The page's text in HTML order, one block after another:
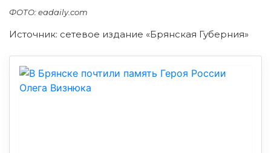
ФОТО: eadaily.com
Источник: сетевое издание «Брянская Губерния»